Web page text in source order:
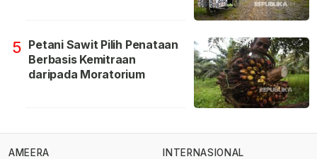
5 Petani Sawit Pilih Penataan
Berbasis Kemitraan
daripada Moratorium
AMEERA
INTERNASIONAL